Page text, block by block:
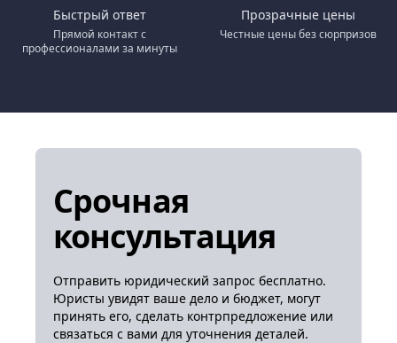
Быстрый ответ
Прямой контакт с
профессионалами за минуты
Прозрачные цены
Честные цены без сюрпризов
Срочная
консультация
Отправить юридический запрос бесплатно.
Юристы увидят ваше дело и бюджет, могут
принять его, сделать контрпредложение или
связаться с вами для уточнения деталей.